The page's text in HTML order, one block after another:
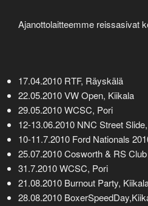
Ajanottolaitteemme reissasivat
17.04.2010 RTF, Räyskälä
22.05.2010 VW Open, Kiikala
29.05.2010 WCSC, Pori
12-13.06.2010 NNC Street
10-11.7.2010 Ford Nationals
25.07.2010 Cosworth & RS
31.7.2010 WCSC, Pori
21.08.2010 Burnout Party,
28.08.2010